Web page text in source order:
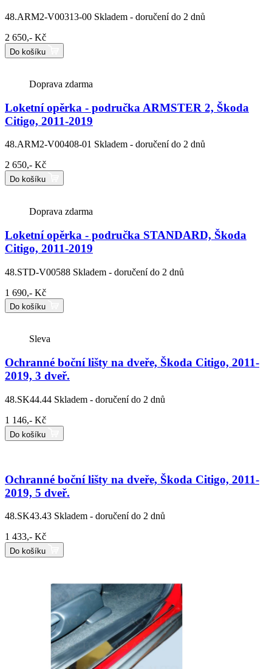
48.ARM2-V00313-00 Skladem - doručení do 2 dnů
2 650,- Kč
Do košíku
Doprava zdarma
Loketní opěrka - područka ARMSTER 2, Škoda
Citigo, 2011-2019
48.ARM2-V00408-01 Skladem - doručení do 2 dnů
2 650,- Kč
Do košíku
Doprava zdarma
Loketní opěrka - područka STANDARD, Škoda
Citigo, 2011-2019
48.STD-V00588 Skladem - doručení do 2 dnů
1 690,- Kč
Do košíku
Sleva
Ochranné boční lišty na dveře, Škoda Citigo, 2011-
2019, 3 dveř.
48.SK44.44 Skladem - doručení do 2 dnů
1 146,- Kč
Do košíku
Ochranné boční lišty na dveře, Škoda Citigo, 2011-
2019, 5 dveř.
48.SK43.43 Skladem - doručení do 2 dnů
1 433,- Kč
Do košíku